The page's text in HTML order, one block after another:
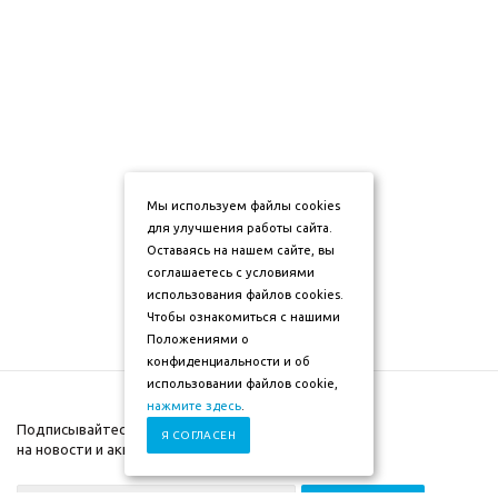
Подписывайтесь
на новости и акции
Мы используем файлы cookies
для улучшения работы сайта.
Оставаясь на нашем сайте, вы
соглашаетесь с условиями
использования файлов cookies.
Чтобы ознакомиться с нашими
Положениями о
конфиденциальности и об
использовании файлов cookie,
нажмите здесь
Я СОГЛАСЕН